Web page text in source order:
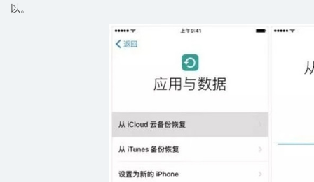
以。